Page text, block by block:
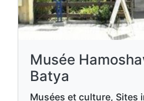
Musée
Batya
Musées et culture, Sites